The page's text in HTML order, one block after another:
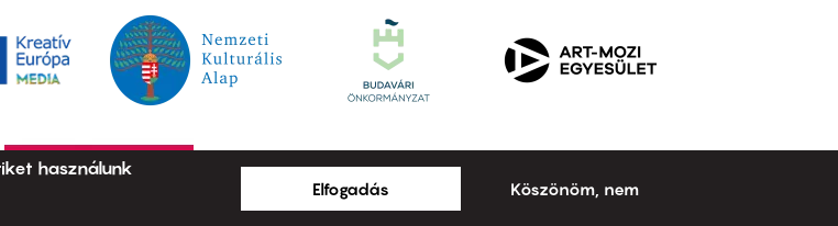
használunk
Elfogadás Köszönöm, nem